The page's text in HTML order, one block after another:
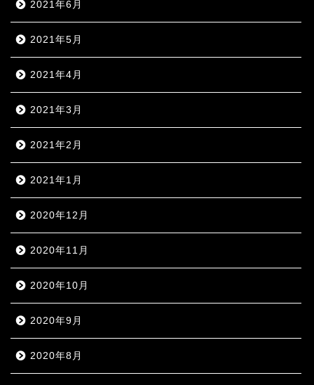
2021年6月
2021年5月
2021年4月
2021年3月
2021年2月
2021年1月
2020年12月
2020年11月
2020年10月
2020年9月
2020年8月